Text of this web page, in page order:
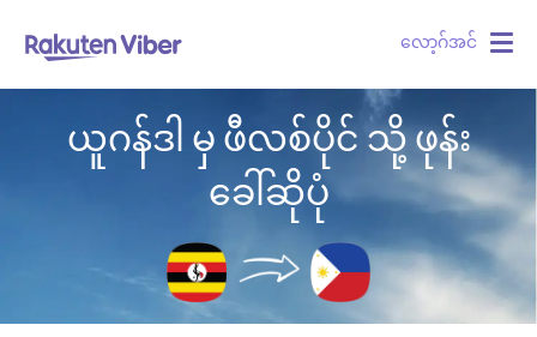
လော့ဂ်အင်
ယူဂန်ဒါ မှ ဖီလစ်ပိုင် သို့ ဖုန်း
ခေါ်ဆိုပုံ